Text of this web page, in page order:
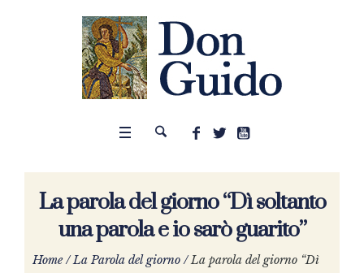
La parola del giorno “Dì soltanto
una parola e io sarò guarito”
Home /La Parola del giorno /La parola del giorno “Dì